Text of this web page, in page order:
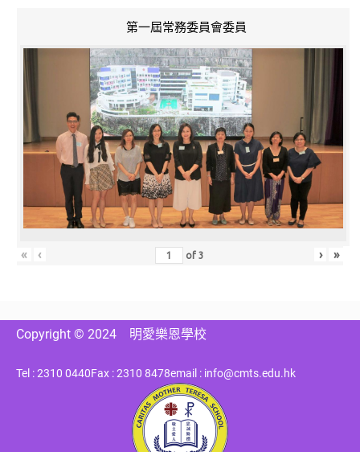
第一屆常務委員會委員
« ‹ of3 › »
Copyright © 2024 明愛樂恩學校
Tel : 2310 0440Fax : 2310 8478email : info@cmts.edu.hk